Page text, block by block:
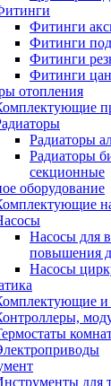
Фитинги
Фитинги
Фитинги
Фитинги
отопления
Радиаторы
Радиаторы
секционные
оборудование
Насосы для
повышения
Насосы
и
для